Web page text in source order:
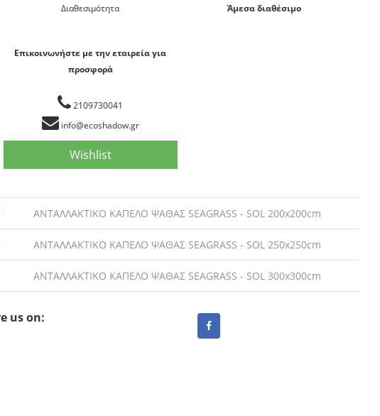
Διαθεσιμότητα
Άμεσα διαθέσιμο
Επικοινωνήστε με την εταιρεία για
προσφορά
2109730041
info@ecoshadow.gr
Wishlist
ΑΝΤΑΛΛΑΚΤΙΚΟ ΚΑΠΕΛΟ ΨΑΘΑΣ SEAGRASS - SOL 200x200cm
ΑΝΤΑΛΛΑΚΤΙΚΟ ΚΑΠΕΛΟ ΨΑΘΑΣ SEAGRASS - SOL 250x250cm
ΑΝΤΑΛΛΑΚΤΙΚΟ ΚΑΠΕΛΟ ΨΑΘΑΣ SEAGRASS - SOL 300x300cm
us on: